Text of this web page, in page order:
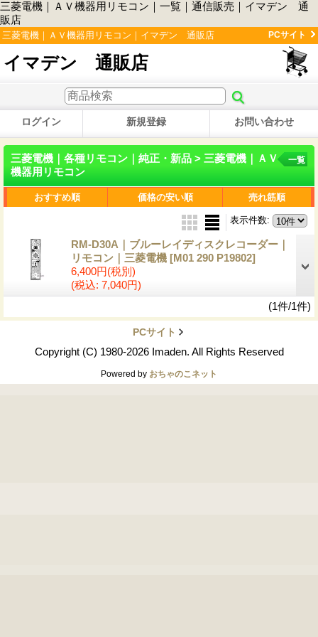
三菱電機｜ＡＶ機器用リモコン｜一覧｜通信販売｜イマデン 通
販店
三菱電機｜ＡＶ機器用リモコン｜イマデン 通販店 PCサイト
イマデン 通販店
ログイン 新規登録 お問い合わせ
三菱電機｜各種リモコン｜純正・新品 > 三菱電機｜ＡＶ
機器用リモコン
一覧
おすすめ順 価格の安い順 売れ筋順
表示件数:
RM-D30A｜ブルーレイディスクレコーダー｜
リモコン｜三菱電機 [M01 290 P19802]
6,400円(税別)
(税込: 7,040円)
(1件/1件)
PCサイト
Copyright (C) 1980-2026 Imaden. All Rights Reserved
Powered by おちゃのこネット